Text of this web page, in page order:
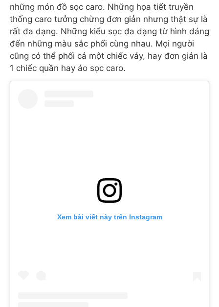
những món đồ sọc caro. Những họa tiết truyền
thống caro tưởng chừng đơn giản nhưng thật sự là
rất đa dạng. Những kiểu sọc đa dạng từ hình dáng
đến những màu sắc phối cùng nhau. Mọi người
cũng có thể phối cả một chiếc váy, hay đơn giản là
1 chiếc quần hay áo sọc caro.
Xem bài viết này trên Instagram